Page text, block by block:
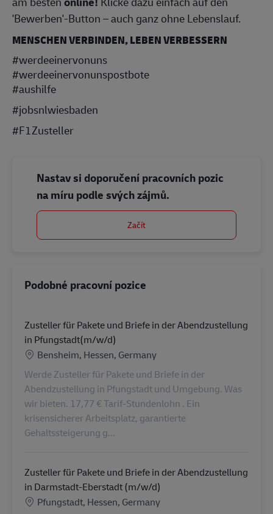
'Bewerben'-Button – auch ganz ohne Lebenslauf.
MENSCHEN VERBINDEN, LEBEN VERBESSERN
#werdeeinervonuns
#werdeeinervonunspostbote
#aushilfe
#jobsnlwiesbaden
#F1Zusteller
Nastav si doporučení pracovních pozic
na míru podle svých zájmů.
Začít
Podobné pracovní pozice
Zusteller für Pakete und Briefe in der Abendzustellung
in Pfungstadt(m/w/d)
Location
Bensheim, Hessen, Germany
Werde Zusteller für Pakete und Briefe in der
Abendzustellung in Pfungstadt und Umgebung. Was
wir bieten. 17,77 € Tarif-Stundenlohn . Ein
krisensicherer Arbeitsplatz, garantierte
Gehaltssteigerung g...
Zusteller für Pakete und Briefe in der Abendzustellung
in Darmstadt-Eberstadt (m/w/d)
Location
Pfungstadt, Hessen, Germany